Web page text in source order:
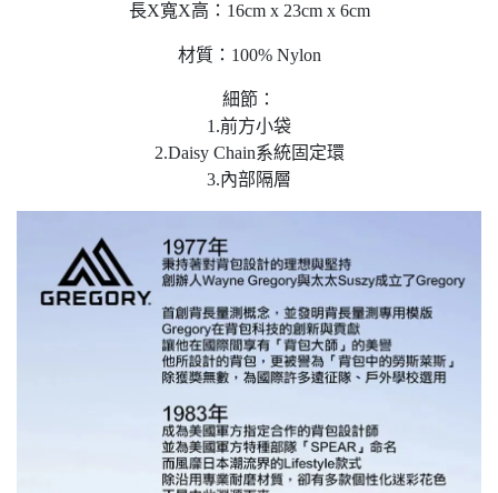
長X寬X高：16cm x 23cm x 6cm
材質：100% Nylon
細節：
1.前方小袋
2.Daisy Chain系統固定環
3.內部隔層